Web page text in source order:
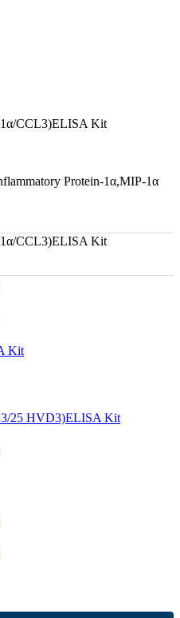
CCL3)ELISA Kit
Protein-1α,MIP-1α
CCL3)ELISA Kit
Kit
25 HVD3)ELISA Kit